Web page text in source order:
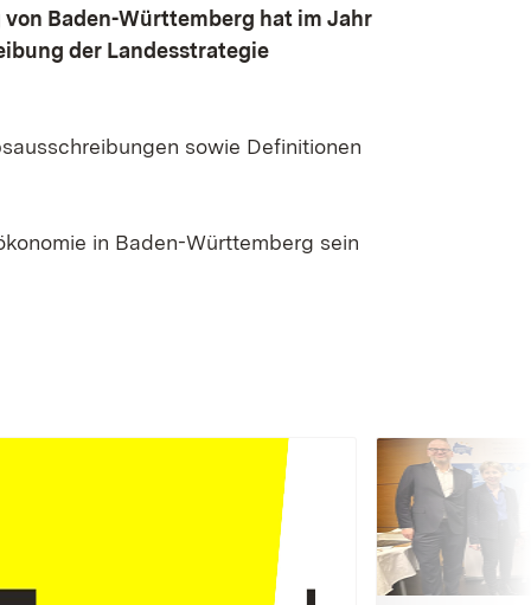
Baden-Württemberg hat im Jahr
der Landesstrategie
sowie Definitionen
in Baden-Württemberg sein